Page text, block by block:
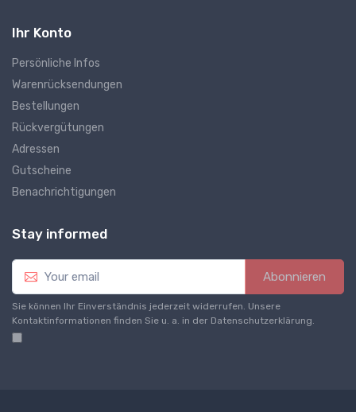
Ihr Konto
Persönliche Infos
Warenrücksendungen
Bestellungen
Rückvergütungen
Adressen
Gutscheine
Benachrichtigungen
Stay informed
Abonnieren
Sie können Ihr Einverständnis jederzeit widerrufen. Unsere
Kontaktinformationen finden Sie u. a. in der Datenschutzerklärung.